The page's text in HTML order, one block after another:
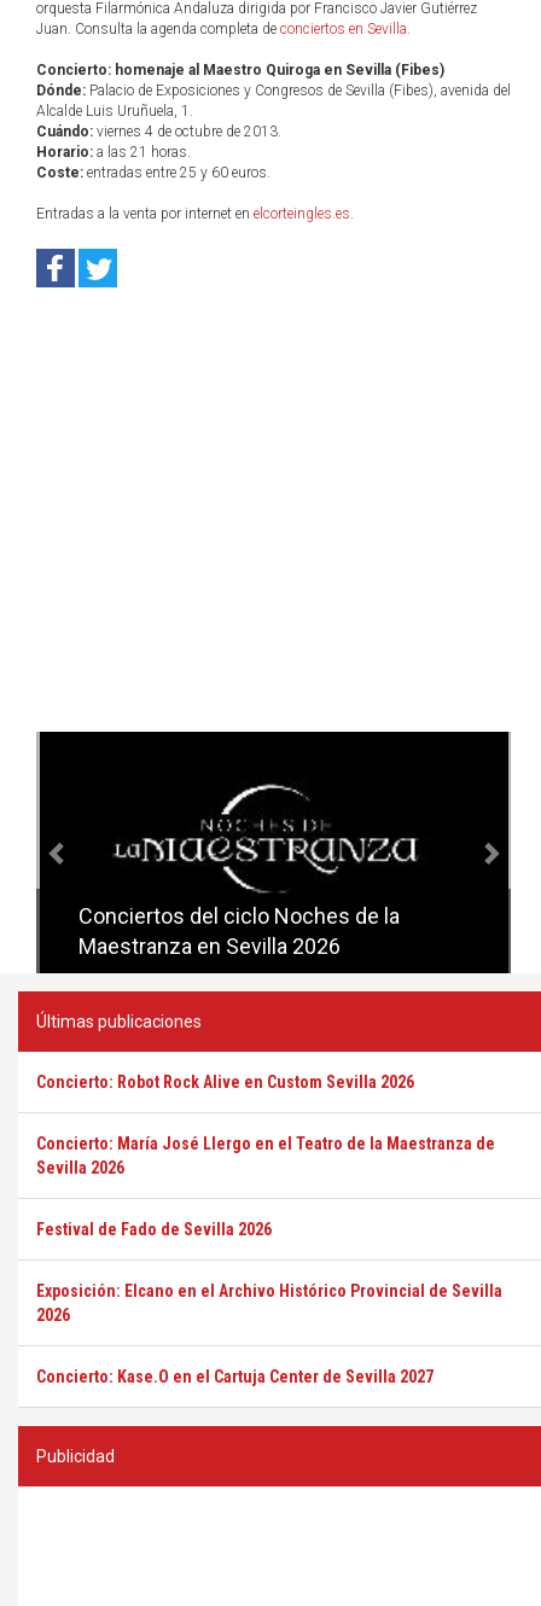
orquesta Filarmónica Andaluza dirigida por Francisco Javier Gutiérrez
Juan. Consulta la agenda completa de conciertos en Sevilla.
Concierto: homenaje al Maestro Quiroga en Sevilla (Fibes)
Dónde: Palacio de Exposiciones y Congresos de Sevilla (Fibes), avenida del
Alcalde Luis Uruñuela, 1.
Cuándo: viernes 4 de octubre de 2013.
Horario: a las 21 horas.
Coste: entradas entre 25 y 60 euros.
Entradas a la venta por internet en elcorteingles.es.
Conciertos del ciclo Noches de la
Maestranza en Sevilla 2026
Conciertos del ciclo Candlelight en
Sevilla
Últimas publicaciones
Concierto: Robot Rock Alive en Custom Sevilla 2026
Concierto: María José Llergo en el Teatro de la Maestranza de
Sevilla 2026
Festival de Fado de Sevilla 2026
Exposición: Elcano en el Archivo Histórico Provincial de Sevilla
2026
Concierto: Kase.O en el Cartuja Center de Sevilla 2027
Publicidad